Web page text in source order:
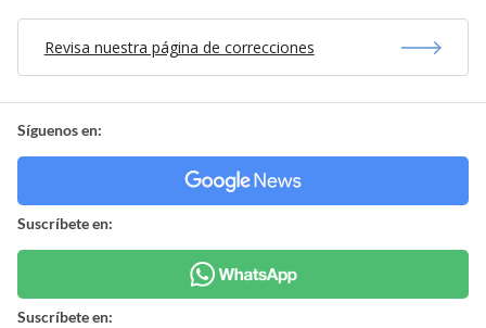
Revisa nuestra página de correcciones
Síguenos en:
Suscríbete en:
Suscríbete en: